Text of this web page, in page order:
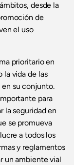
desde la
de
el uso
prioritario en
la vida de las
en su conjunto.
para
la seguridad en
se promueva
a todos los
y reglamentos
un ambiente vial